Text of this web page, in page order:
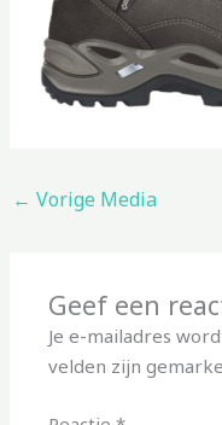
← Vorige Media
Geef een
Je e-mailadres
velden zijn